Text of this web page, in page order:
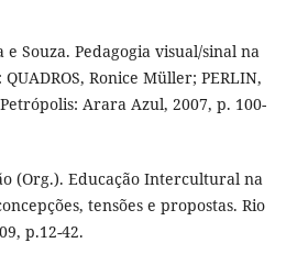
e Souza. Pedagogia visual/sinal na
Ronice Müller; PERLIN,
Arara Azul, 2007, p. 100-
(Org.). Educação Intercultural na
tensões e propostas. Rio
p.12-42.